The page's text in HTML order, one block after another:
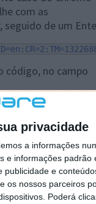
privacidade
a informações
e informações padrão
e
os nossos parceiros
Poderá
com as
de um
código, no campo
dentro de dias esta
disponível.